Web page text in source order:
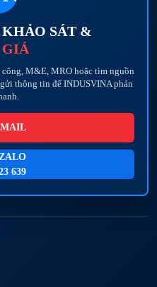
SÁT &
GIÁ
M&E, MRO hoặc tìm nguồn
thông tin để INDUSVINA phản
639